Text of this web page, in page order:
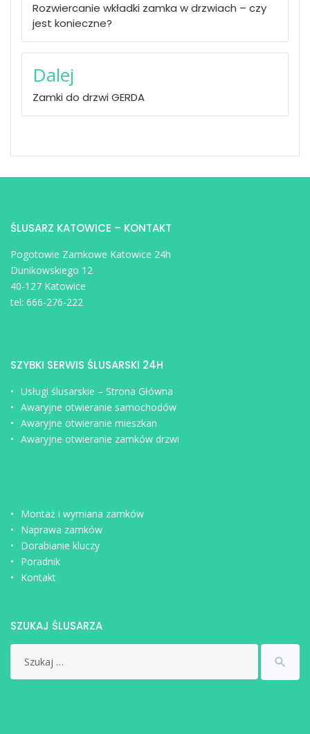
Rozwiercanie wkładki zamka w drzwiach – czy
jest konieczne?
Dalej
Zamki do drzwi GERDA
ŚLUSARZ KATOWICE – KONTAKT
Pogotowie Zamkowe Katowice 24h
Dunikowskiego 12
40-127 Katowice
tel: 666-276-222
SZYBKI SERWIS ŚLUSARSKI 24H
Usługi ślusarskie – Strona Główna
Awaryjne otwieranie samochodów
Awaryjne otwieranie mieszkan
Awaryjne otwieranie zamków drzwi
Montaż i wymiana zamków
Naprawa zamków
Dorabianie kluczy
Poradnik
Kontakt
SZUKAJ ŚLUSARZA
search